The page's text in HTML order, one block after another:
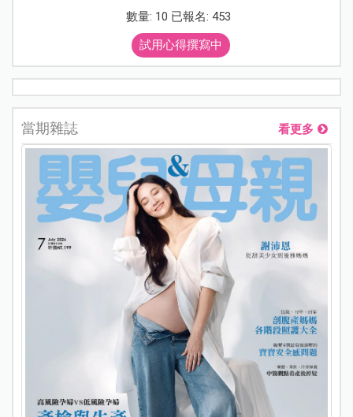
數量: 10 已報名: 453
試用心得撰寫中
當期雜誌 看更多